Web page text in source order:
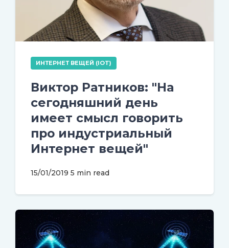
ИНТЕРНЕТ ВЕЩЕЙ (IOT)
Виктор Ратников: "На
сегодняшний день
имеет смысл говорить
про индустриальный
Интернет вещей"
15/01/2019 5 min read